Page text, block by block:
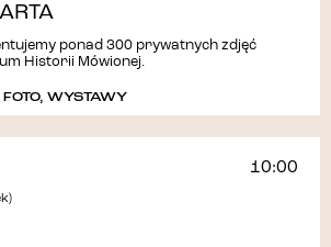
ponad 300 prywatnych zdjęć
Historii Mówionej.
, WYSTAWY
10:00